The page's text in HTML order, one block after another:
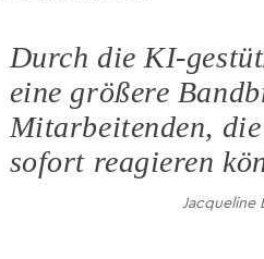
Durch die KI-
eine größere
Mitarbeitenden,
sofort reagieren
Jacqueline